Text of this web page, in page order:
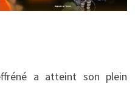
a atteint son plein